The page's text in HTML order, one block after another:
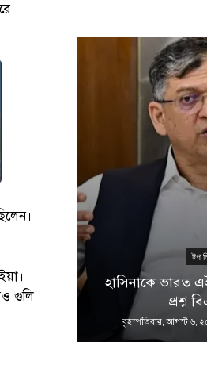
গুলি
টপ
হাসিনাকে ভারত
প্রশ্ন
বৃহস্পতিবার, আগস্ট ৬,